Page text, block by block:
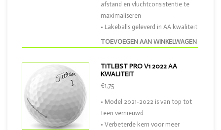
TOEVOEGEN AAN WINKELWAGEN
afstand en vluchtconsistentie te
maximaliseren
• Lakeballs geleverd in AA kwaliteit
TITLEIST PRO V1 2022 AA
KWALITEIT
€1,75
• Model 2021-2022 is van top tot
teen vernieuwd
• Verbeterde kern voor meer